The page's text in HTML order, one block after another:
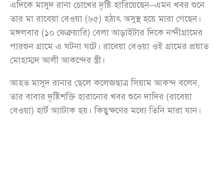
এদিকে মাসুদ রানা চোখের দৃষ্টি হারিয়েছেন–এমন খবর শুনে
তার মা রাবেয়া বেওয়া (৬৫) হঠাৎ অসুস্থ হয়ে মারা গেছেন।
মঙ্গলবার (১০ ফেব্রুয়ারি) বেলা আড়াইটার দিকে নন্দীগ্রামের
পারশুন গ্রামে এ ঘটনা ঘটে। রাবেয়া বেওয়া ওই গ্রামের প্রয়াত
মোহাম্মদ আলী আকন্দের স্ত্রী।
আহত মাসুদ রানার ছেলে কলেজছাত্র সিয়াম আকন্দ বলেন,
তার বাবার দৃষ্টিশক্তি হারানোর খবর শুনে দাদির (রাবেয়া
বেওয়া) হার্ট অ্যাটাক হয়। কিছুক্ষণের মধ্যে তিনি মারা যান।